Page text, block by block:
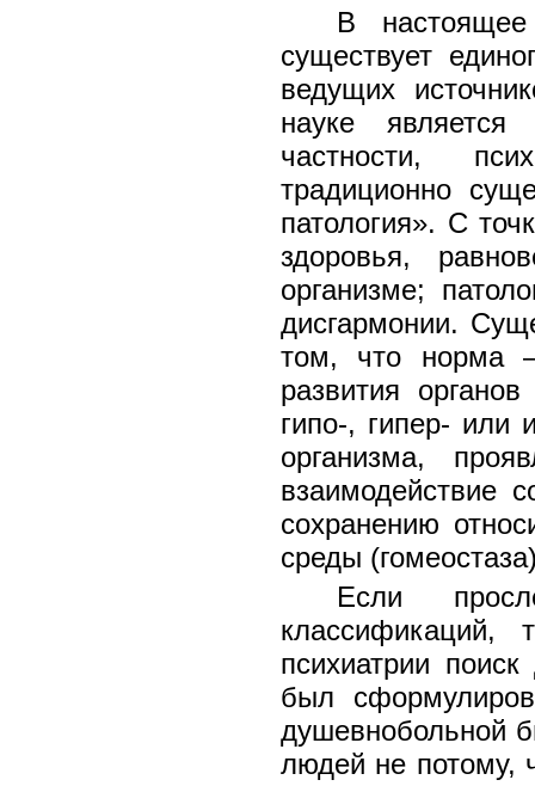
В
существует
ведущих
науке
частности,
традиционно
патология». С
здоровья,
организме;
дисгармонии.
том, что норма
развития
гипо-, гипер- или
организма,
взаимодействие
сохранению
среды
Если
психиатрии
был
душевнобольной
людей не потому,